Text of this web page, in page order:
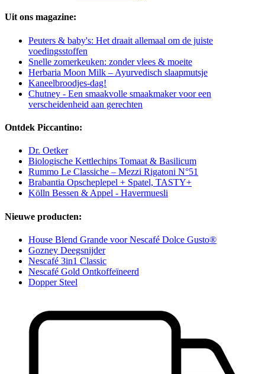
Uit ons magazine:
Peuters & baby's: Het draait allemaal om de juiste
voedingsstoffen
Snelle zomerkeuken: zonder vlees & moeite
Herbaria Moon Milk – Ayurvedisch slaapmutsje
Kaneelbroodjes-dag!
Chutney - Een smaakvolle smaakmaker voor een
verscheidenheid aan gerechten
Ontdek Piccantino:
Dr. Oetker
Biologische Kettlechips Tomaat & Basilicum
Rummo Le Classiche – Mezzi Rigatoni N°51
Brabantia Opscheplepel + Spatel, TASTY+
Kölln Bessen & Appel - Havermuesli
Nieuwe producten:
House Blend Grande voor Nescafé Dolce Gusto®
Gozney Deegsnijder
Nescafé 3in1 Classic
Nescafé Gold Ontkoffeïneerd
Dopper Steel